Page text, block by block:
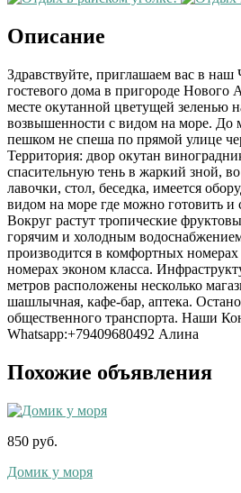
Описание
Здравствуйте, приглашаем вас в
гостевого дома в пригороде
месте окутанной цветущей зеленью
возвышенности с видом на море. До
пешком не спеша по прямой улице
Территория: двор окутан
спасительную тень в жаркий зной,
лавочки, стол, беседка, имеется
видом на море где можно готовить и
Вокруг растут тропические
горячим и холодным
производится в комфортных
номерах эконом класса.
метров расположены несколько
шашлычная, кафе-бар, аптека.
общественного транспорта. Наши
Whatsapp:+79409680492 Алина
Похожие объявления
850 руб.
Домик у моря